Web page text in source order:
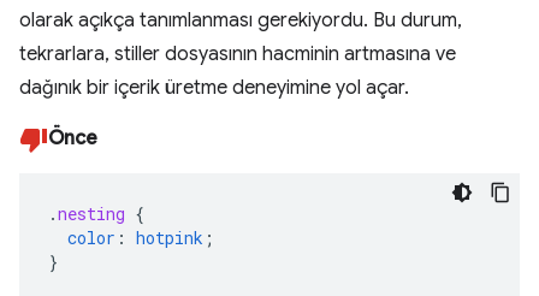
olarak açıkça tanımlanması gerekiyordu. Bu durum,
tekrarlara, stiller dosyasının hacminin artmasına ve
dağınık bir içerik üretme deneyimine yol açar.
Önce
.nesting {
color : hotpink ;
}